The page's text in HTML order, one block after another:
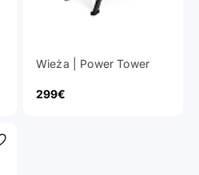
Wieża | Power Tower
Cena promocyjna
299€